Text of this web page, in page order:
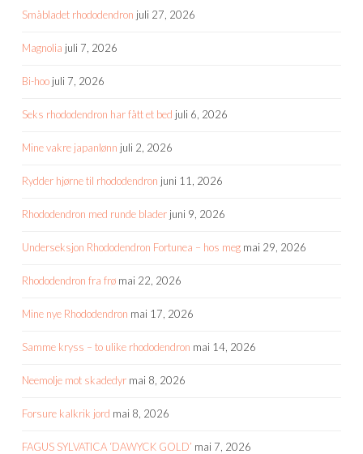
Småbladet rhododendron juli 27, 2026
Magnolia juli 7, 2026
Bi-hoo juli 7, 2026
Seks rhododendron har fått et bed juli 6, 2026
Mine vakre japanlønn juli 2, 2026
Rydder hjørne til rhododendron juni 11, 2026
Rhododendron med runde blader juni 9, 2026
Underseksjon Rhododendron Fortunea – hos meg mai 29, 2026
Rhododendron fra frø mai 22, 2026
Mine nye Rhododendron mai 17, 2026
Samme kryss – to ulike rhododendron mai 14, 2026
Neemolje mot skadedyr mai 8, 2026
Forsure kalkrik jord mai 8, 2026
FAGUS SYLVATICA ‘DAWYCK GOLD’ mai 7, 2026